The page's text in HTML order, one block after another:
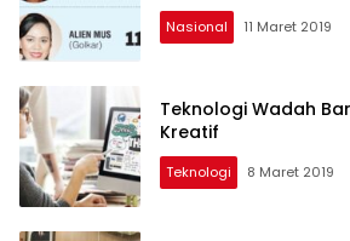
Nasional 11 Maret 2019
Teknologi Wadah
Kreatif
Teknologi 8 Maret 2019